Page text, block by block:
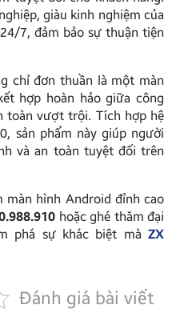
giàu kinh nghiệm của
7, đảm bảo sự thuận tiện
chỉ đơn thuần là một màn
hợp hoàn hảo giữa công
toàn vượt trội. Tích hợp hệ
sản phẩm này giúp người
và an toàn tuyệt đối trên
hình Android đỉnh cao
hoặc ghé thăm đại
phá sự khác biệt mà ZX
Đánh giá bài viết